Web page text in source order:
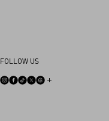
FOLLOW US